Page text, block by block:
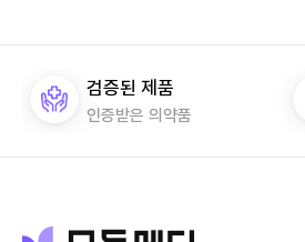
검증된 제품
인증받은 의약품